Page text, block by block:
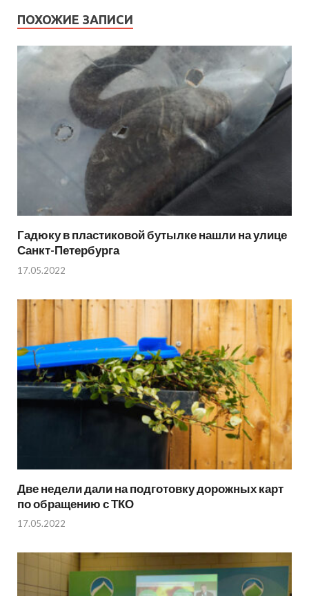
ПОХОЖИЕ ЗАПИСИ
Гадюку в пластиковой бутылке нашли на улице
Санкт-Петербурга
17.05.2022
Две недели дали на подготовку дорожных карт
по обращению с ТКО
17.05.2022